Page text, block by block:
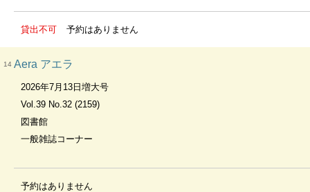
貸出不可 予約はありません
14 Aera アエラ
2026年7月13日増大号
Vol.39 No.32 (2159)
図書館
一般雑誌コーナー
予約はありません